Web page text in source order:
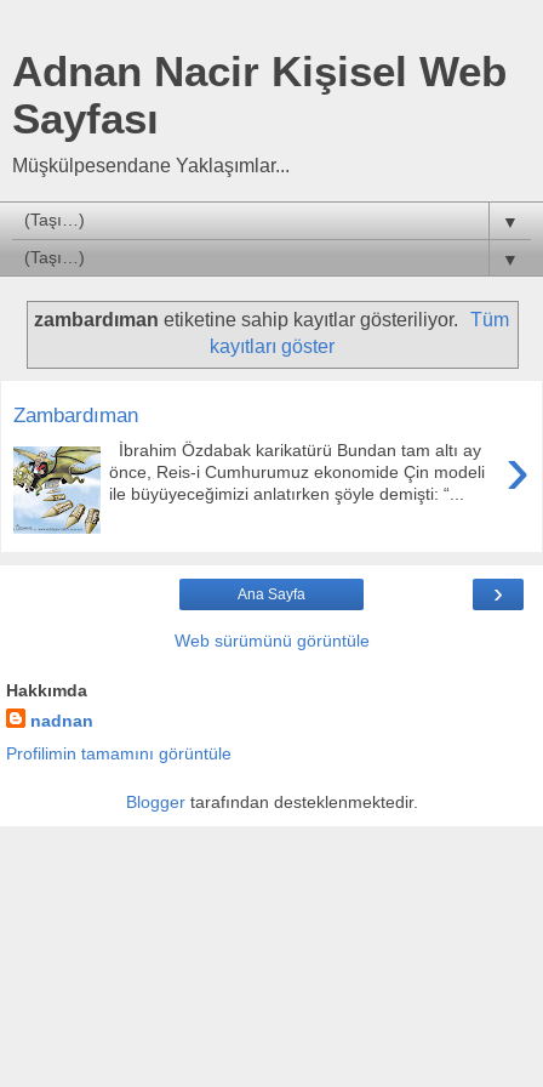
Adnan Nacir Kişisel Web
Sayfası
Müşkülpesendane Yaklaşımlar...
▼
▼
zambardıman etiketine sahip kayıtlar gösteriliyor.
Tüm
kayıtları göster
Zambardıman
›
İbrahim Özdabak karikatürü Bundan tam altı ay
önce, Reis-i Cumhurumuz ekonomide Çin modeli
ile büyüyeceğimizi anlatırken şöyle demişti: “...
›
Ana Sayfa
Web sürümünü görüntüle
Hakkımda
nadnan
Profilimin tamamını görüntüle
Bloggertarafından desteklenmektedir.